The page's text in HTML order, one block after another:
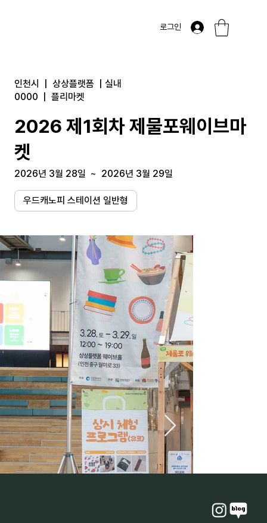
로그인
인천시 상상플랫폼
실내
0000
플리마켓
2026 제1회차 제물포웨이브마
켓
2026년 3월 28일 ~ 2026년 3월 29일
우드캐노피 스테이션 일반형